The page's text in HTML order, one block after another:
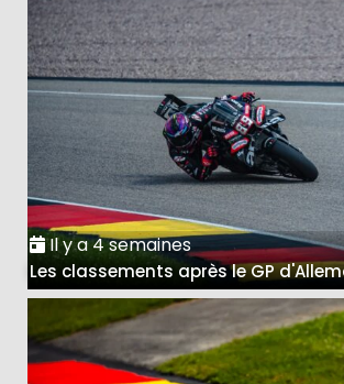
Il y a 4 semaines
Les classements après le GP